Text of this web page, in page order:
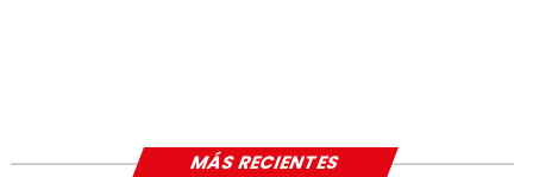
MÁS RECIENTES